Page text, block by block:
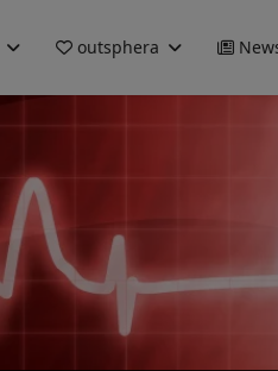
outsphera